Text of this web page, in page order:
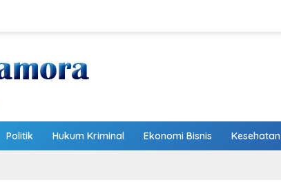
Politik Hukum Kriminal Ekonomi Bisnis Kesehatan